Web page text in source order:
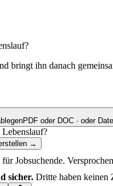
bringt ihn danach
PDF oder DOC · oder
→
für Jobsuchende.
sicher. Dritte haben keinen